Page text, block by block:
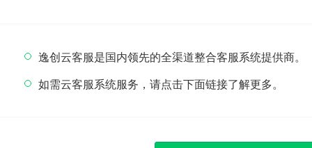
逸创云客服是国内领先的全渠道整合客服系统提供商。
如需云客服系统服务，请点击下面链接了解更多。